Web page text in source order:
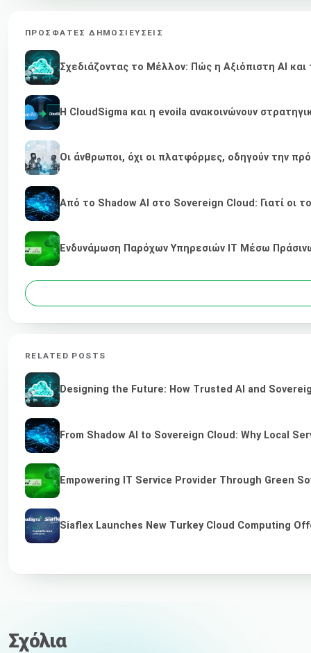
ΠΡΌΣΦΑΤΕΣ ΔΗΜΟΣΙΕΎΣΕΙΣ
Σχεδιάζοντας το Μέλλον: Πώς η Αξιόπιστη AI
Η CloudSigma και η evoila ανακοινώνουν
Οι άνθρωποι, όχι οι πλατφόρμες, οδηγούν την
Από το Shadow AI στο Sovereign Cloud: Γιατί οι
Ενδυνάμωση Παρόχων Υπηρεσιών IT Μέσω
RELATED POSTS
Designing the Future: How Trusted AI and
From Shadow AI to Sovereign Cloud: Why Local
Empowering IT Service Provider Through Green
Siaflex Launches New Turkey Cloud Computing
Σχόλια